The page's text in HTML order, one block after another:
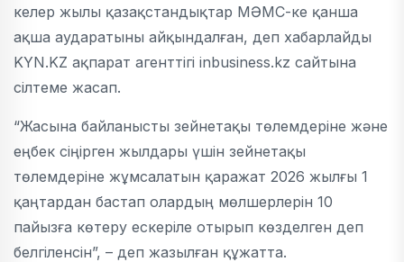
келер жылы қазақстандықтар МӘМС-ке қанша
ақша аударатыны айқындалған, деп хабарлайды
KYN.KZ ақпарат агенттігі inbusiness.kz сайтына
сілтеме жасап.
“Жасына байланысты зейнетақы төлемдеріне және
еңбек сіңірген жылдары үшін зейнетақы
төлемдеріне жұмсалатын қаражат 2026 жылғы 1
қаңтардан бастап олардың мөлшерлерін 10
пайызға көтеру ескеріле отырып көзделген деп
белгіленсін”, – деп жазылған құжатта.